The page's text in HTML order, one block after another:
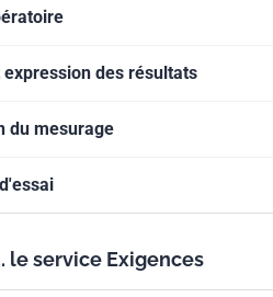
expression des résultats
du mesurage
le service Exigences